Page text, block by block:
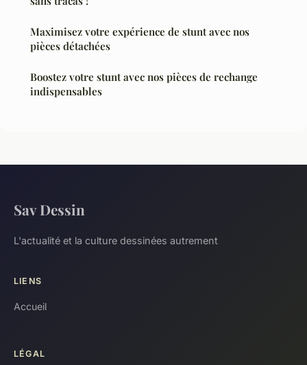
Maximisez votre expérience de stunt avec nos
pièces détachées
Boostez votre stunt avec nos pièces de rechange
indispensables
Sav Dessin
L'actualité et la culture dessinées autrement
LIENS
Accueil
LÉGAL